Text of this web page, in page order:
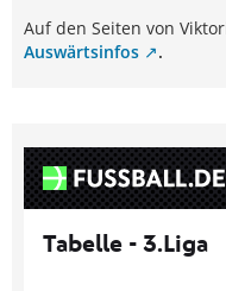
Auf den Seiten von
Auswärtsinfos
.